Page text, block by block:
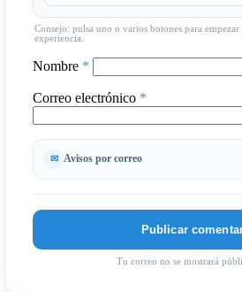
Consejo: pulsa uno o varios botones para
experiencia.
Nombre *
Correo electrónico *
Avisos por correo
Tu correo no se mostrará